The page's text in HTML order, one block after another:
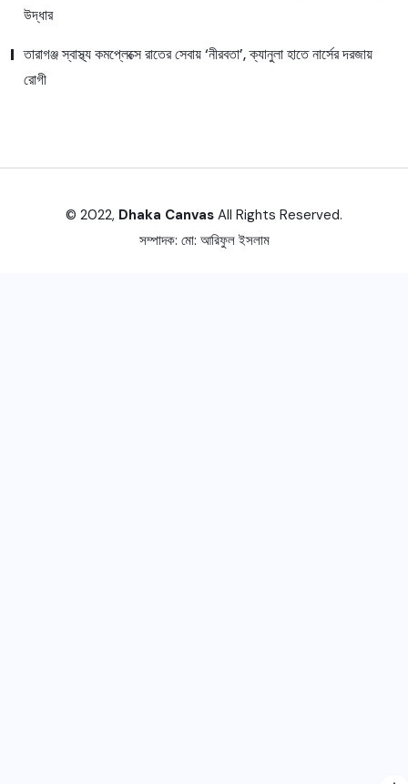
উদ্ধার
তারাগঞ্জ স্বাস্থ্য কমপ্লেক্সে রাতের সেবায় ‘নীরবতা’, ক্যানুলা হাতে নার্সের দরজায়
রোগী
© 2022, Dhaka Canvas All Rights Reserved.
সম্পাদক: মো: আরিফুল ইসলাম